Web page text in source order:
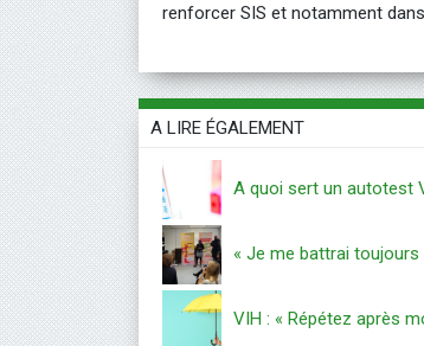
renforcer SIS et notamment
A LIRE ÉGALEMENT
A quoi sert un autotest
« Je me battrai toujours contre
VIH : « Répétez après moi